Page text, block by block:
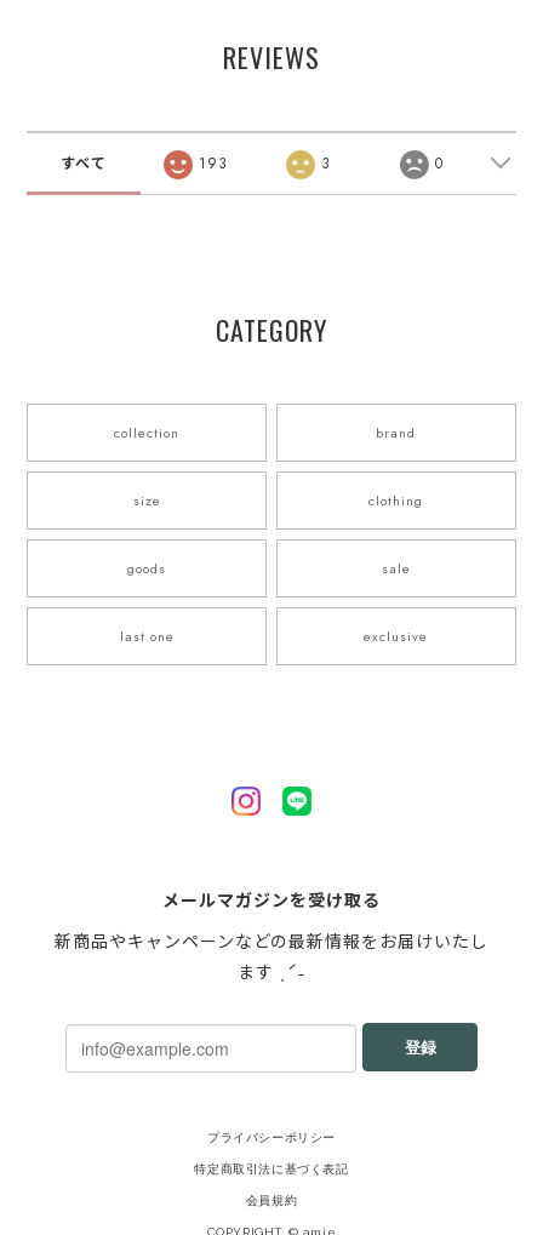
REVIEWS
すべて 193 3 0
CATEGORY
collection brand
size clothing
goods sale
last one exclusive
メールマガジンを受け取る
新商品やキャンペーンなどの最新情報をお届けいたし
ます ˎˊ˗
登録
プライバシーポリシー
特定商取引法に基づく表記
会員規約
COPYRIGHT © amie